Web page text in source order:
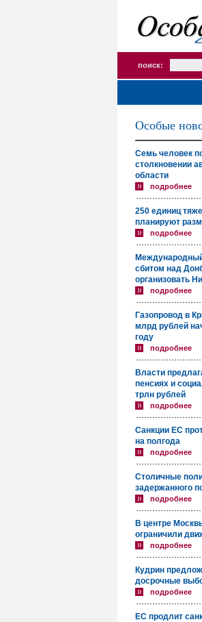
поиск:
Особые
Семь человек
столкновении
области
подробнее
250 единиц
планируют
подробнее
сбитом над
организовать
подробнее
Газопровод в
млрд рублей
году
подробнее
Власти
пенсиях и
трлн рублей
подробнее
Санкции ЕС
на полгода
подробнее
Столичные
задержанного
подробнее
В центре
ограничили
подробнее
Кудрин
досрочные
подробнее
ЕС продлит